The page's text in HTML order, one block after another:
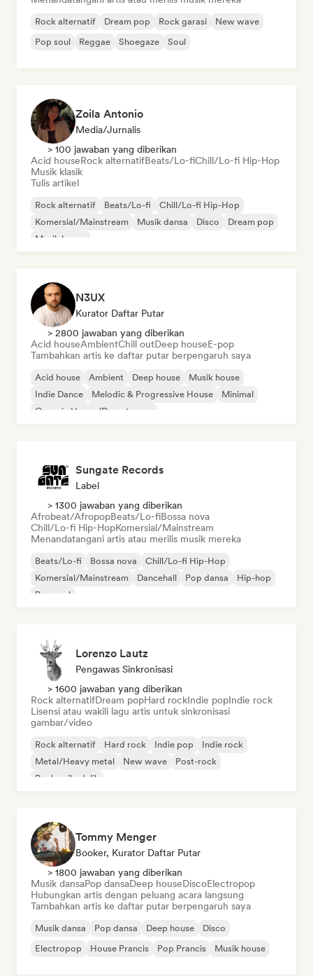
Rock alternatif Dream pop Rock garasi
New wave
Pop soul
Reggae Shoegaze Soul
Zoila Antonio
Media/Jurnalis
> 100 jawaban yang diberikan
Acid houseRock alternatifBeats/Lo-fiChill/Lo-fi Hip-Hop
Musik klasik
Tulis artikel
Rock alternatif Beats/Lo-fi
Chill/Lo-fi Hip-Hop
Komersial/Mainstream
Musik dansa Disco
Dream pop
Musik house
N3UX
Kurator Daftar Putar
> 2800 jawaban yang diberikan
Acid houseAmbientChill outDeep houseE-pop
Tambahkan artis ke daftar putar berpengaruh saya
Acid house Ambient Deep house
Musik house
Indie Dance
Melodic & Progressive House
Minimal
Organic House/Downtempo
Sungate Records
Label
> 1300 jawaban yang diberikan
Afrobeat/AfropopBeats/Lo-fiBossa nova
Chill/Lo-fi Hip-HopKomersial/Mainstream
Menandatangani artis atau merilis musik mereka
Beats/Lo-fi Bossa nova
Chill/Lo-fi Hip-Hop
Komersial/Mainstream
Dancehall Pop dansa
Hip-hop
Pop soul
Lorenzo Lautz
Pengawas Sinkronisasi
> 1600 jawaban yang diberikan
Rock alternatifDream popHard rockIndie popIndie rock
Lisensi atau wakili lagu artis untuk sinkronisasi
gambar/video
Rock alternatif Hard rock Indie pop
Indie rock
Metal/Heavy metal
New wave
Post-rock
Rock psikedelik
Tommy Menger
Booker, Kurator Daftar Putar
> 1800 jawaban yang diberikan
Musik dansaPop dansaDeep houseDiscoElectropop
Hubungkan artis dengan peluang acara langsung
Tambahkan artis ke daftar putar berpengaruh saya
Musik dansa Pop dansa Deep house
Disco
Electropop
House Prancis Pop Prancis Musik house